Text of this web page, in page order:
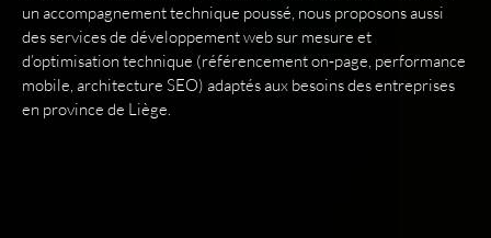
un accompagnement technique poussé, nous proposons aussi
des services de développement web sur mesure et
d’optimisation technique (référencement on‑page, performance
mobile, architecture SEO) adaptés aux besoins des entreprises
en province de Liège.